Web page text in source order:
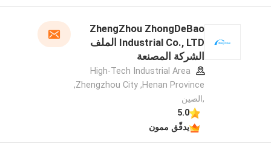
ZhengZhou ZhongDeBao
Industrial Co., LTD الملف
الشركة المصنعة
High-Tech Industrial Area
,Zhengzhou City ,Henan Province
,الصين
5.0
يدقّق ممون